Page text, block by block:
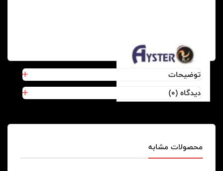
توضیحات
دیدگاه (0)
محصولات مشابه